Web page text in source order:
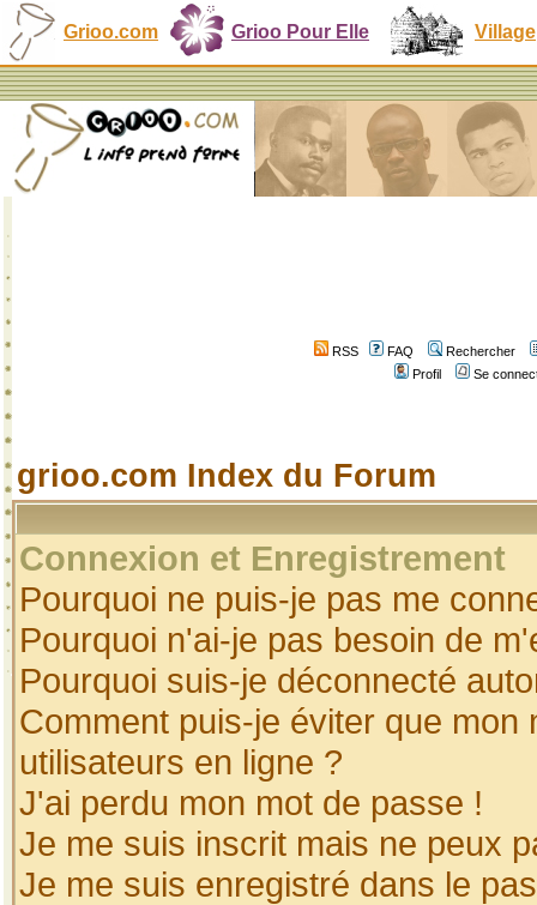
Grioo.com Grioo Pour Elle Village
RSS FAQ
Rechercher
Profil
Se
grioo.com Index du Forum
Connexion et Enregistrement
Pourquoi ne puis-je pas me
Pourquoi n'ai-je pas besoin de
Pourquoi suis-je déconnecté
Comment puis-je éviter que
utilisateurs en ligne ?
J'ai perdu mon mot de passe !
Je me suis inscrit mais ne peux
Je me suis enregistré dans le